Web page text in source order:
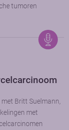
tumoren
Britt Suelmann,
met